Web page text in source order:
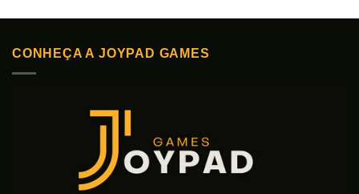
CONHEÇA A JOYPAD GAMES